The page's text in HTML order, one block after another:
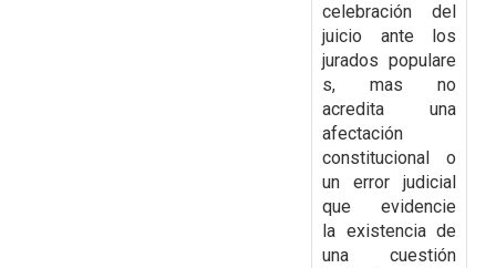
celebración del
juicio ante los
jurados populare
s, mas no
acredita una
afectación
constitucional o
un error judicial
que evidencie
la existencia de
una cuestión